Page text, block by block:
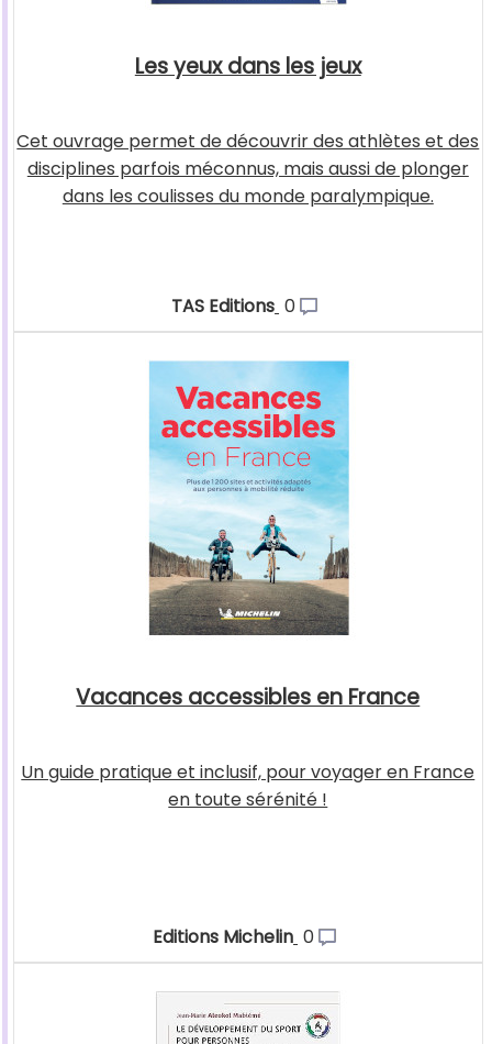
Les yeux dans les jeux
Cet ouvrage permet de découvrir des athlètes et des
disciplines parfois méconnus, mais aussi de plonger
dans les coulisses du monde paralympique.
TAS Editions 0
Vacances accessibles en France
Un guide pratique et inclusif, pour voyager en France
en toute sérénité !
Editions Michelin 0